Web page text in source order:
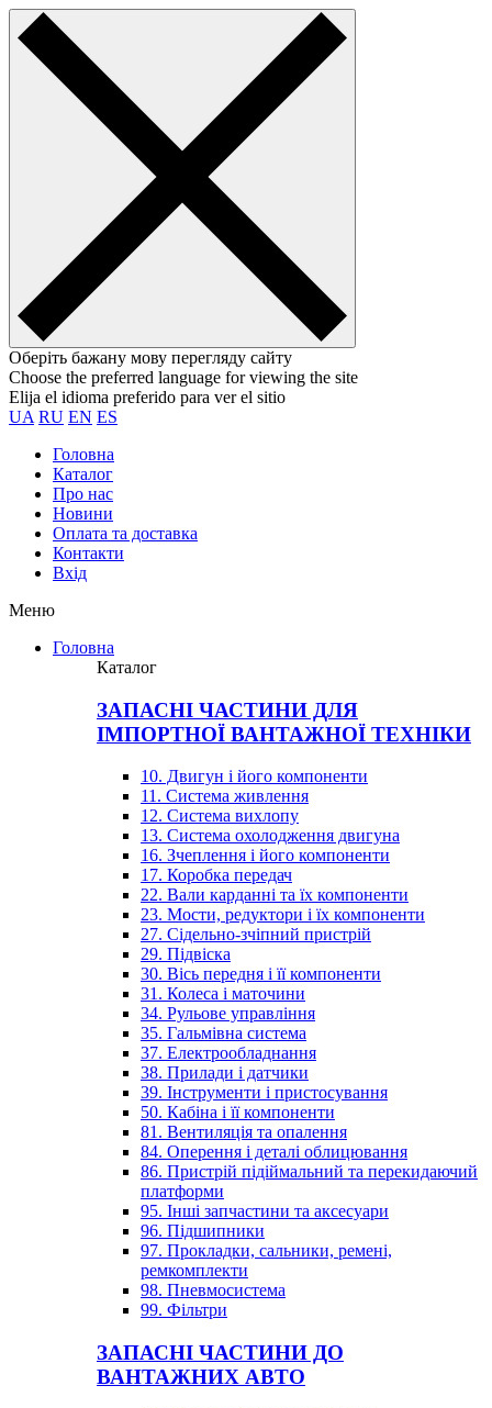
Оберіть бажану мову перегляду сайту
Choose the preferred language for viewing the site
Elija el idioma preferido para ver el sitio
UA RU EN ES
Головна
Каталог
Про нас
Новини
Оплата та доставка
Контакти
Вхiд
Меню
Головна
Каталог
ЗАПАСНІ ЧАСТИНИ ДЛЯ
ІМПОРТНОЇ ВАНТАЖНОЇ ТЕХНІКИ
10. Двигун і його компоненти
11. Система живлення
12. Система вихлопу
13. Система охолодження двигуна
16. Зчеплення і його компоненти
17. Коробка передач
22. Вали карданні та їх компоненти
23. Мости, редуктори і їх компоненти
27. Сідельно-зчіпний пристрій
29. Підвіска
30. Вісь передня і її компоненти
31. Колеса і маточини
34. Рульове управління
35. Гальмівна система
37. Електрообладнання
38. Прилади і датчики
39. Інструменти і пристосування
50. Кабіна і її компоненти
81. Вентиляція та опалення
84. Оперення і деталі облицювання
86. Пристрій підіймальний та перекидаючий
платформи
95. Інші запчастини та аксесуари
96. Підшипники
97. Прокладки, сальники, ремені,
ремкомплекти
98. Пневмосистема
99. Фільтри
ЗАПАСНІ ЧАСТИНИ ДО
ВАНТАЖНИХ АВТО